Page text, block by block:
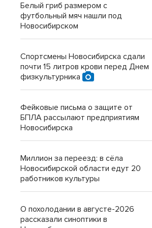
Белый гриб размером с
футбольный мяч нашли под
Новосибирском
Спортсмены Новосибирска сдали
почти 15 литров крови перед Днем
физкультурника
Фейковые письма о защите от
БПЛА рассылают предприятиям
Новосибирска
Миллион за переезд: в сёла
Новосибирской области едут 20
работников культуры
О похолодании в августе-2026
рассказали синоптики в